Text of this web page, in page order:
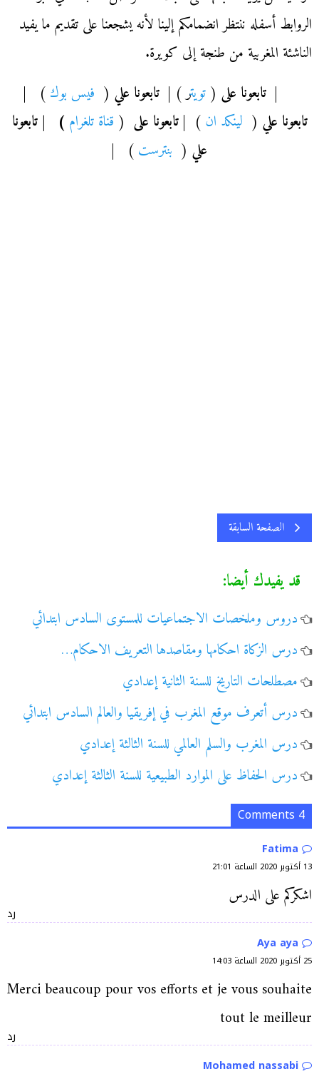
الروابط أسفله ننتظر انضمامكم إلينا لأنه يشجعنا على تقديم ما يفيد
الناشئة المغربية من طنجة إلى كويرة.
|تابعونا على (تويتر ) |تابعونا علي ( فيس بوك ) |
تابعونا علي ( لينكد ان ) |تابعونا على ( قناة تلغرام ) | تابعونا
علي ( بنترست ) |
الصفحة السابقة
قد يفيدك أيضا:
دروس وملخصات الاجتماعيات للمستوى السادس ابتدائي
درس الزكاة احكامها ومقاصدها التعريف الاحكام…
مصطلحات التاريخ للسنة الثانية إعدادي
درس أتعرف موقع المغرب في إفريقيا والعالم السادس ابتدائي
درس المغرب والسلم العالمي للسنة الثالثة إعدادي
درس الحفاظ على الموارد الطبيعية للسنة الثالثة إعدادي
4 Comments
13 أكتوبر 2020 الساعة 21:01
اشكركم على الدرس
رد
25 أكتوبر 2020 الساعة 14:03
Merci beaucoup pour vos efforts et je vous souhaite
tout le meilleur
رد